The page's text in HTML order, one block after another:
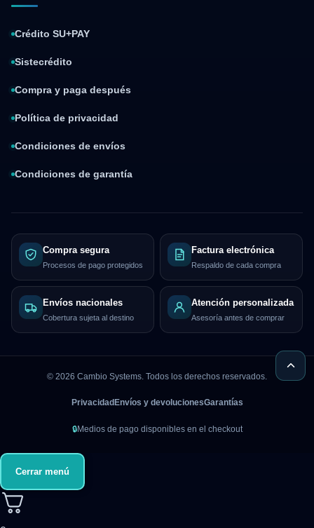
Crédito SU+PAY
Sistecrédito
Compra y paga después
Política de privacidad
Condiciones de envíos
Condiciones de garantía
Compra segura
Procesos de pago protegidos
Factura electrónica
Respaldo de cada compra
Envíos nacionales
Cobertura sujeta al destino
Atención personalizada
Asesoría antes de comprar
© 2026 Cambio Systems. Todos los derechos reservados.
Privacidad Envíos y devolucionesGarantías
🔒Medios de pago disponibles en el checkout
Cerrar menú